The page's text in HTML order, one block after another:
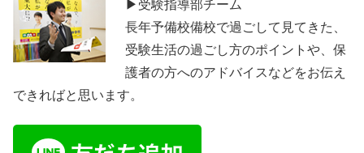
▶受験指導部チーム
長年予備校備校で過ごして見てきた、
受験生活の過ごし方のポイントや、保
護者の方へのアドバイスなどをお伝え
できればと思います。